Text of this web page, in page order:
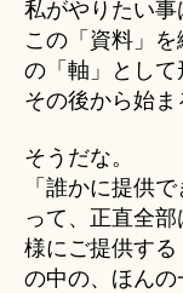
私がやりたい事
この「資料」
の「軸」として
その後から始ま
そうだな。
「誰かに提供
って、正直全
様にご提供す
の中の、ほんの